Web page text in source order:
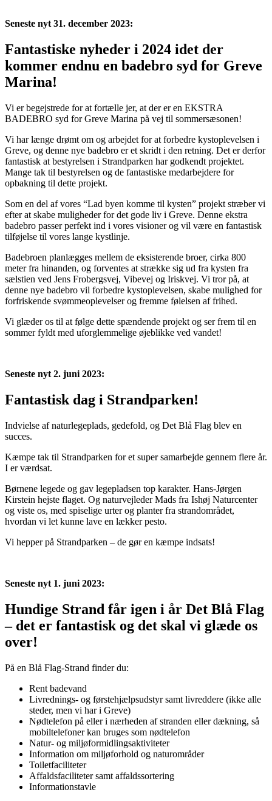
Seneste nyt 31. december 2023:
Fantastiske nyheder i 2024 idet der
kommer endnu en badebro syd for Greve
Marina!
Vi er begejstrede for at fortælle jer, at der er en EKSTRA
BADEBRO syd for Greve Marina på vej til sommersæsonen!
Vi har længe drømt om og arbejdet for at forbedre kystoplevelsen i
Greve, og denne nye badebro er et skridt i den retning. Det er derfor
fantastisk at bestyrelsen i Strandparken har godkendt projektet.
Mange tak til bestyrelsen og de fantastiske medarbejdere for
opbakning til dette projekt.
Som en del af vores “Lad byen komme til kysten” projekt stræber vi
efter at skabe muligheder for det gode liv i Greve. Denne ekstra
badebro passer perfekt ind i vores visioner og vil være en fantastisk
tilføjelse til vores lange kystlinje.
Badebroen planlægges mellem de eksisterende broer, cirka 800
meter fra hinanden, og forventes at strække sig ud fra kysten fra
sælstien ved Jens Frobergsvej, Vibevej og Iriskvej. Vi tror på, at
denne nye badebro vil forbedre kystoplevelsen, skabe mulighed for
forfriskende svømmeoplevelser og fremme følelsen af frihed.
Vi glæder os til at følge dette spændende projekt og ser frem til en
sommer fyldt med uforglemmelige øjeblikke ved vandet!
Seneste nyt 2. juni 2023:
Fantastisk dag i Strandparken!
Indvielse af naturlegeplads, gedefold, og Det Blå Flag blev en
succes.
Kæmpe tak til Strandparken for et super samarbejde gennem flere år.
I er værdsat.
Børnene legede og gav legepladsen top karakter. Hans-Jørgen
Kirstein hejste flaget. Og naturvejleder Mads fra Ishøj Naturcenter
og viste os, med spiselige urter og planter fra strandområdet,
hvordan vi let kunne lave en lækker pesto.
Vi hepper på Strandparken – de gør en kæmpe indsats!
Seneste nyt 1. juni 2023:
Hundige Strand får igen i år Det Blå Flag
– det er fantastisk og det skal vi glæde os
over!
På en Blå Flag-Strand finder du:
Rent badevand
Livrednings- og førstehjælpsudstyr samt livreddere (ikke alle
steder, men vi har i Greve)
Nødtelefon på eller i nærheden af stranden eller dækning, så
mobiltelefoner kan bruges som nødtelefon
Natur- og miljøformidlingsaktiviteter
Information om miljøforhold og naturområder
Toiletfaciliteter
Affaldsfaciliteter samt affaldssortering
Informationstavle